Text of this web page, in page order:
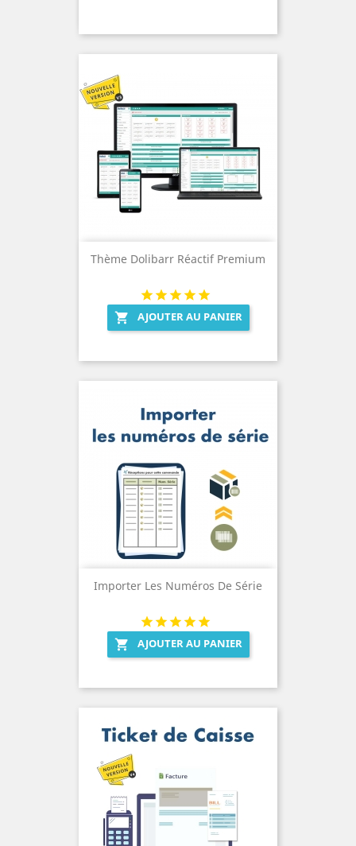
Thème Dolibarr Réactif Premium
 AJOUTER AU PANIER
Importer Les Numéros De Série
 AJOUTER AU PANIER